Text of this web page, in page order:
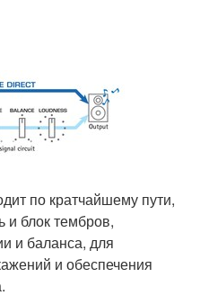
по кратчайшему пути,
и блок тембров,
и баланса, для
и обеспечения